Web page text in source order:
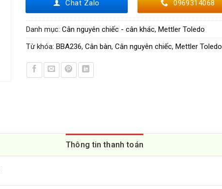
Chat Zalo 0969314068
Danh mục: Cân nguyên chiếc - cân khác, Mettler Toledo
Từ khóa: BBA236, Cân bàn, Cân nguyên chiếc, Mettler Toledo
Thông tin thanh toán